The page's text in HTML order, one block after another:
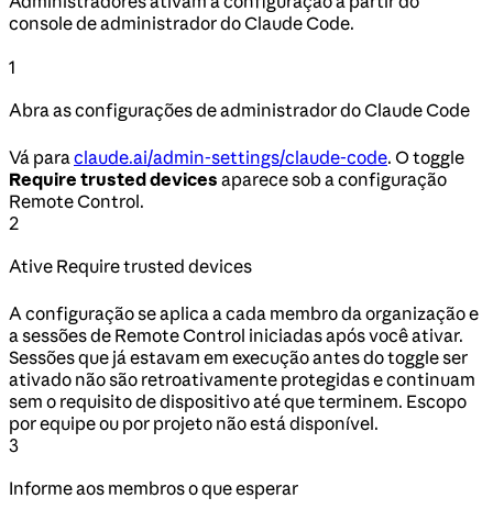
console de administrador do Claude Code.
1
Abra as configurações de administrador do Claude Code
Vá para claude.ai/admin-settings/claude-code. O toggle
Require trusted devices aparece sob a configuração
Remote Control.
2
Ative Require trusted devices
A configuração se aplica a cada membro da organização e
a sessões de Remote Control iniciadas após você ativar.
Sessões que já estavam em execução antes do toggle ser
ativado não são retroativamente protegidas e continuam
sem o requisito de dispositivo até que terminem. Escopo
por equipe ou por projeto não está disponível.
3
Informe aos membros o que esperar